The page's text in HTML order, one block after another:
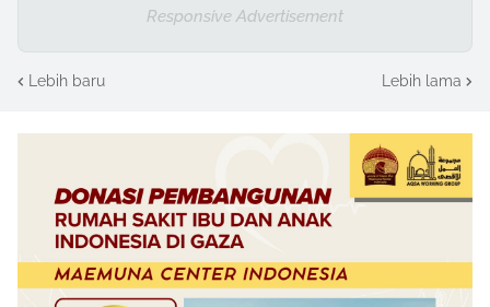
Responsive Advertisement
Lebih baru Lebih lama